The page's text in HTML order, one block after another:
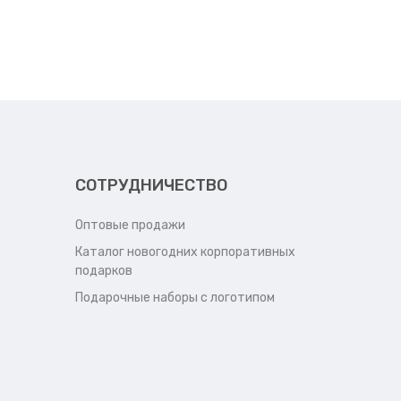
СОТРУДНИЧЕСТВО
Оптовые продажи
Каталог новогодних корпоративных
подарков
Подарочные наборы с логотипом